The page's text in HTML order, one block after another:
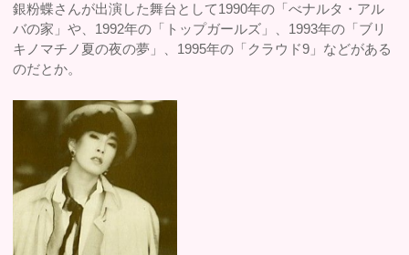
銀粉蝶さんが出演した舞台として1990年の「べナルタ・アル
バの家」や、1992年の「トップガールズ」、1993年の「ブリ
キノマチノ夏の夜の夢」、1995年の「クラウド9」などがある
のだとか。